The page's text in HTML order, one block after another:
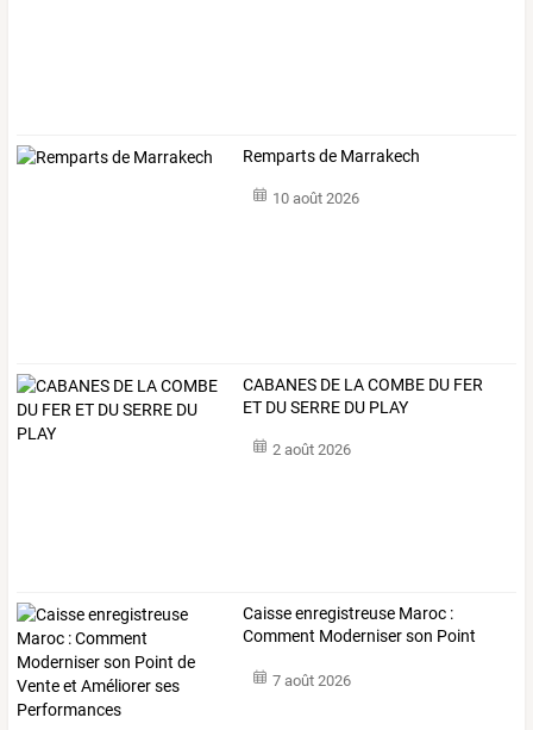
Remparts de Marrakech
10 août 2026
CABANES DE LA COMBE DU FER
ET DU SERRE DU PLAY
2 août 2026
Caisseenregistreuse Maroc :
Comment Moderniserson Point
7 août 2026